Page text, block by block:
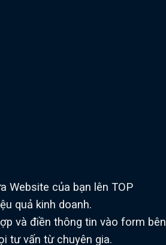
Website của bạn lên TOP
quả kinh doanh.
và điền thông tin vào form bên
tư vấn từ chuyên gia.